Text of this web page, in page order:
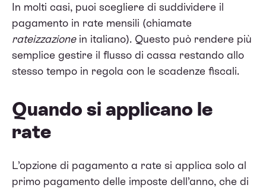
In molti casi, puoi scegliere di suddividere il
pagamento in rate mensili (chiamate
rateizzazionein italiano). Questo può rendere più
semplice gestire il flusso di cassa restando allo
stesso tempo in regola con le scadenze fiscali.
Quando si applicano le
rate
L’opzione di pagamento a rate si applica solo al
primo pagamento delle imposte dell’anno, che di